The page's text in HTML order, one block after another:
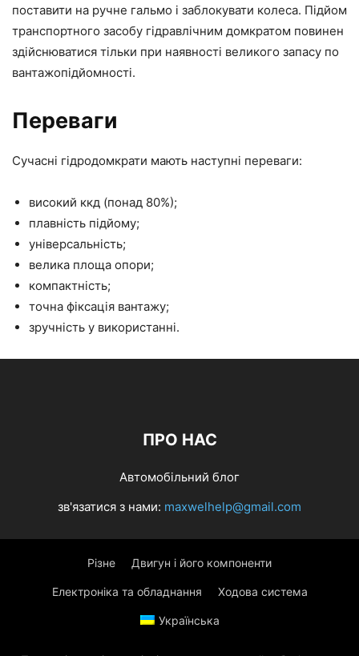
поставити на ручне гальмо і заблокувати колеса. Підйом
транспортного засобу гідравлічним домкратом повинен
здійснюватися тільки при наявності великого запасу по
вантажопідйомності.
Переваги
Сучасні гідродомкрати мають наступні переваги:
високий ккд (понад 80%);
плавність підйому;
універсальність;
велика площа опори;
компактність;
точна фіксація вантажу;
зручність у використанні.
ПРО НАС
Автомобільний блог
зв'язатися з нами: maxwelhelp@gmail.com
Різне Двигун і його компоненти
Електроніка та обладнання Ходова система
Українська